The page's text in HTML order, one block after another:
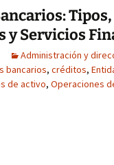
Tipos,
y Servicios
Administración y
bancarios, créditos,
de activo, Operaciones